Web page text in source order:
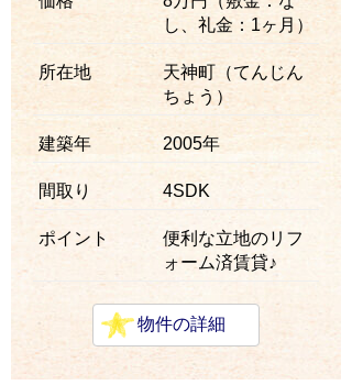
し、礼金：1ヶ月）
所在地
天神町（てんじん
ちょう）
建築年 2005年
間取り 4SDK
ポイント
便利な立地のリフ
ォーム済賃貸♪
物件の詳細